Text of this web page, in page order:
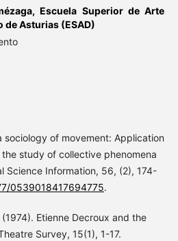
Escuela Superior de Arte
de Asturias (ESAD)
sociology of movement: Application
study of collective phenomena
Science Information, 56, (2), 174-
0539018417694775.
Etienne Decroux and the
Survey, 15(1), 1-17.